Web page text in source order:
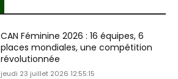
CAN Féminine 2026 : 16 équipes, 6
places mondiales, une compétition
révolutionnée
jeudi 23 juillet 2026 12:55:15